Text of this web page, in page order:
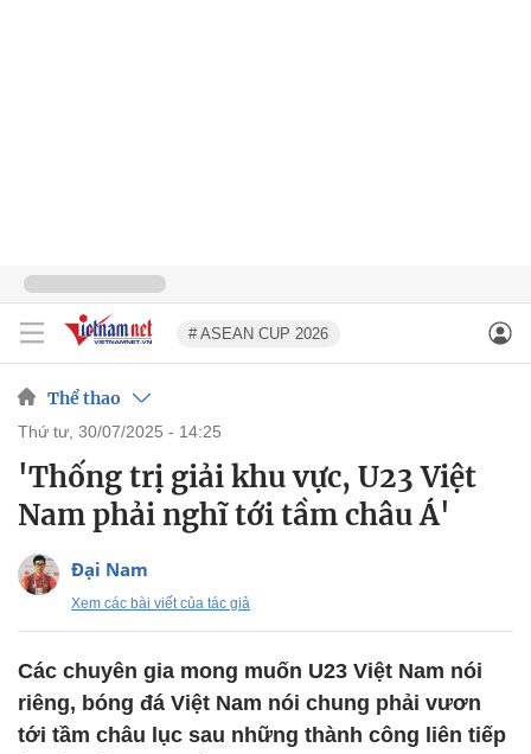
# ASEAN CUP 2026
Thể thao
thứ tư, 30/07/2025 - 14:25
'Thống trị giải khu vực, U23 Việt
Nam phải nghĩ tới tầm châu Á'
Đại Nam
Xem các bài viết của tác giả
Các chuyên gia mong muốn U23 Việt Nam nói
riêng, bóng đá Việt Nam nói chung phải vươn
tới tầm châu lục sau những thành công liên tiếp